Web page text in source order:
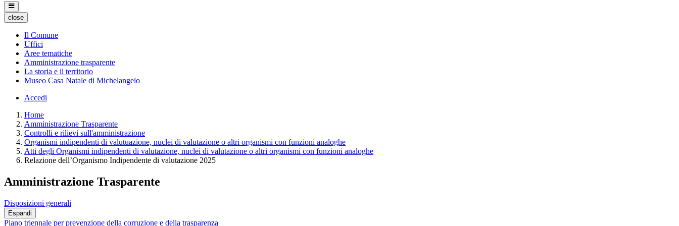
close
Il Comune
Uffici
Aree tematiche
Amministrazione trasparente
La storia e il territorio
Museo Casa Natale di Michelangelo
Accedi
Home
Amministrazione Trasparente
Controlli e rilievi sull'amministrazione
Organismi indipendenti di valutuazione, nuclei di valutazione o altri organismi con funzioni analoghe
Atti degli Organismi indipendenti di valutazione, nuclei di valutazione o altri organismi con funzioni analoghe
Relazione dell’Organismo Indipendente di valutazione 2025
Amministrazione Trasparente
Disposizioni generali
Espandi
Piano triennale per prevenzione della corruzione e della trasparenza